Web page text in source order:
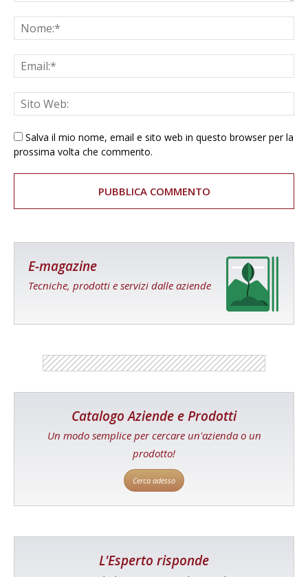
Salva il mio nome, email e sito web in questo browser per la
prossima volta che commento.
E-magazine
Tecniche, prodotti e servizi dalle aziende
Catalogo Aziende e Prodotti
Un modo semplice per cercare un'azienda o un
prodotto!
Cerca adesso
L'Esperto risponde